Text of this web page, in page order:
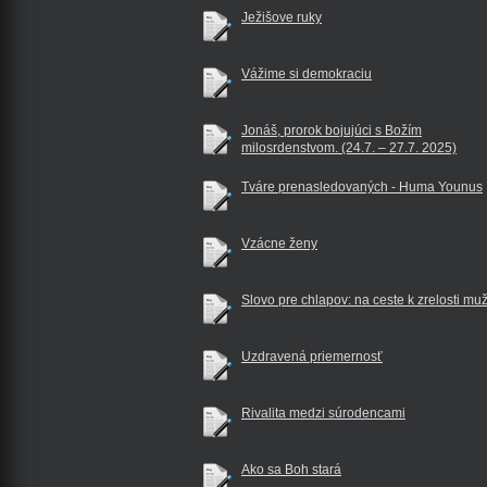
Ježišove ruky
Vážime si demokraciu
Jonáš, prorok bojujúci s Božím
milosrdenstvom. (24.7. – 27.7. 2025)
Tváre prenasledovaných - Huma Younus
Vzácne ženy
Slovo pre chlapov: na ceste k zrelosti
Uzdravená priemernosť
Rivalita medzi súrodencami
Ako sa Boh stará